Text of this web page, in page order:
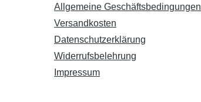
Allgemeine Geschäftsbedingungen
Versandkosten
Datenschutzerklärung
Widerrufsbelehrung
Impressum